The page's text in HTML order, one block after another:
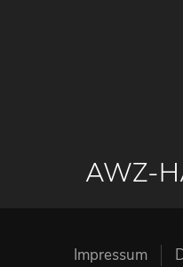
AWZ-
Impressum